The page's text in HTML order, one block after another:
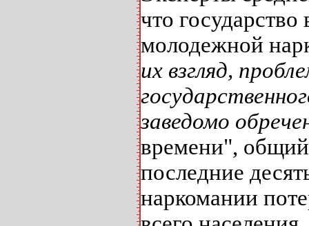
что
молодежной
их взгляд,
заведомо
времени", общий
последние
наркомании